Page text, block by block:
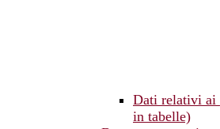
Dati relativi ai
in tabelle)